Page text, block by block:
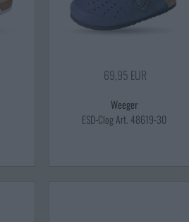
69,95 EUR
Weeger
ESD-Clog Art. 48619-30